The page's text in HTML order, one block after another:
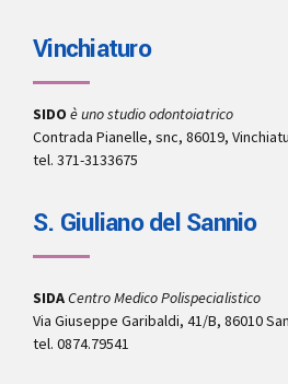
Vinchiaturo
SIDO è uno studio odontoiatrico
Contrada Pianelle, snc, 86019,
tel. 371-3133675
S. Giuliano del Sannio
SIDACentro Medico Polispecialistico
Via Giuseppe Garibaldi, 41/B, 86010
tel. 0874.79541